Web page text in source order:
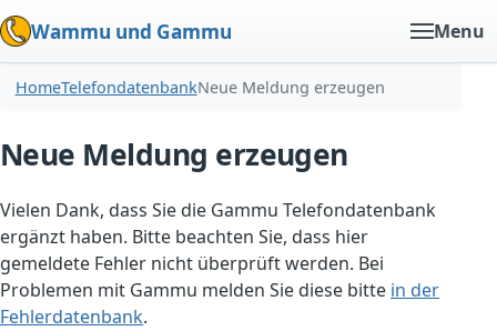
Wammu und Gammu Menu
HomeTelefondatenbankNeue Meldung erzeugen
Neue Meldung erzeugen
Vielen Dank, dass Sie die Gammu Telefondatenbank
ergänzt haben. Bitte beachten Sie, dass hier
gemeldete Fehler nicht überprüft werden. Bei
Problemen mit Gammu melden Sie diese bitte in der
Fehlerdatenbank.